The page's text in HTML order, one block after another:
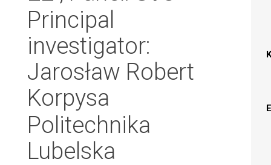
Principal
investigator:
Jarosław Robert
Korpysa
Politechnika
Lubelska